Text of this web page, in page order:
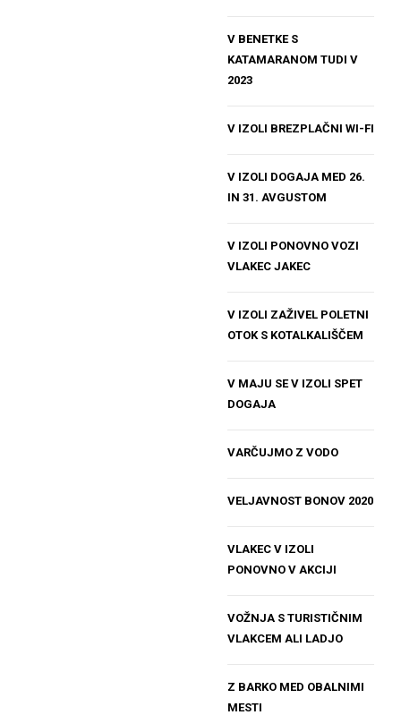
V BENETKE S
KATAMARANOM TUDI V
2023
V IZOLI BREZPLAČNI WI-FI
V IZOLI DOGAJA MED 26.
IN 31. AVGUSTOM
V IZOLI PONOVNO VOZI
VLAKEC JAKEC
V IZOLI ZAŽIVEL POLETNI
OTOK S KOTALKALIŠČEM
V MAJU SE V IZOLI SPET
DOGAJA
VARČUJMO Z VODO
VELJAVNOST BONOV 2020
VLAKEC V IZOLI
PONOVNO V AKCIJI
VOŽNJA S TURISTIČNIM
VLAKCEM ALI LADJO
Z BARKO MED OBALNIMI
MESTI